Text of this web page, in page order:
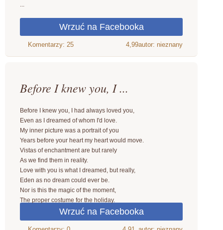
...
4,99autor: nieznany
Before I knew you, I ...
Before I knew you, I had always loved you,
Even as I dreamed of whom I'd love.
My inner picture was a portrait of you
Years before your heart my heart would move.
Vistas of enchantment are but rarely
As we find them in reality.
Love with you is what I dreamed, but really,
Eden as no dream could ever be.
Nor is this the magic of the moment,
The proper costume for the holiday.